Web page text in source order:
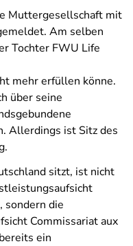
Muttergesellschaft mit
Am selben
Tochter FWU Life
mehr erfüllen könne.
über seine
Allerdings ist Sitz des
sitzt, ist nicht
sondern die
Commissariat aux
ein